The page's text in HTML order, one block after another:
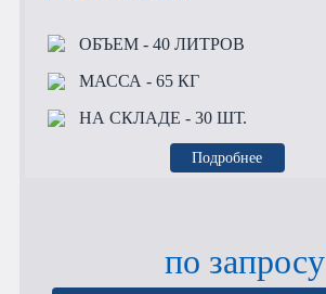
ОБЪЕМ- 40 ЛИТРОВ
МАССА - 65 КГ
НА СКЛАДЕ - 30 ШТ.
Подробнее
по запросу